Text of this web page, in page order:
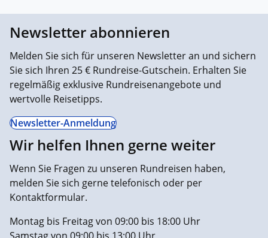
Newsletter abonnieren
Melden Sie sich für unseren Newsletter an und sichern
Sie sich Ihren 25 € Rundreise-Gutschein. Erhalten Sie
regelmäßig exklusive Rundreisenangebote und
wertvolle Reisetipps.
Newsletter-Anmeldung
Wir helfen Ihnen gerne weiter
Wenn Sie Fragen zu unseren Rundreisen haben,
melden Sie sich gerne telefonisch oder per
Kontaktformular.
Montag bis Freitag von 09:00 bis 18:00 Uhr